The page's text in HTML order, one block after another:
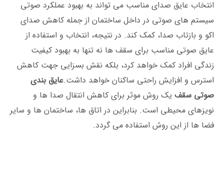
انتخاب عایق صدای مناسب می‌ تواند به بهبود عملکرد صوتی
سیستم‌ های صوتی در داخل ساختمان از جمله کاهش صدای
اکو و بازتاب صدا، کمک کند. در نتیجه، انتخاب و استفاده از
عایق صوتی مناسب برای سقف ها نه تنها به بهبود کیفیت
زندگی افراد کمک خواهد کرد، بلکه نقش بسزایی جهت کاهش
استرس و افزایش راحتی ساکنان خواهد داشت.عایق بندی
صوتی سقف یک روش موثر برای کاهش انتقال صدا ها و
نویزهای محیطی است. بنابراین در اتاق ‌ها، ساختمان‌ ها و سایر
فضا ها از این روش استفاده می گردد.